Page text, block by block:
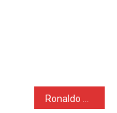
Ronaldo Disappoints VS Nigeria – A Performance to Forget